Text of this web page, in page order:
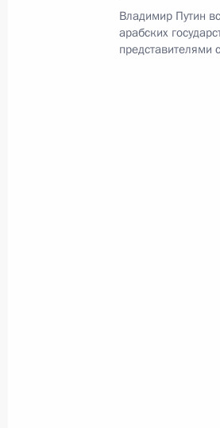
Комиссии и
Владимир Путин
арабских
представителями